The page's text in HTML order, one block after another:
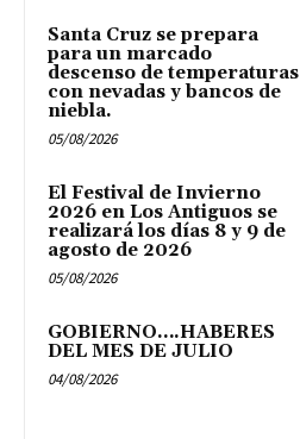
Santa Cruz se prepara
para un marcado
descenso de temperaturas
con nevadas y bancos de
niebla.
05/08/2026
El Festival de Invierno
2026 en Los Antiguos se
realizará los días 8 y 9 de
agosto de 2026
05/08/2026
GOBIERNO….HABERES
DEL MES DE JULIO
04/08/2026